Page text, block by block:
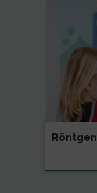
Röntgen